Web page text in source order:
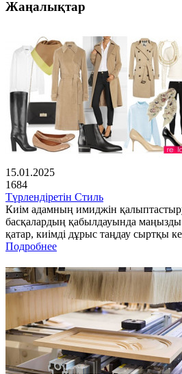
Жаңалықтар
15.01.2025
1684
Түрлендіретін Стиль
Киім адамның имиджін
басқалардың қабылдауында
қатар, киімді дұрыс таңдау сыртқы
Подробнее